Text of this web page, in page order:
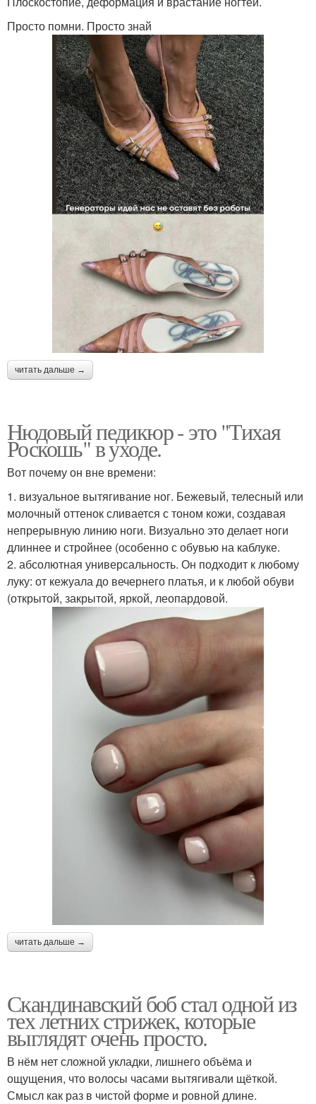
Просто помни. Просто знай
читать дальше →
Нюдовый педикюр - это "Тихая
Роскошь" в уходе.
Вот почему он вне времени:
1. визуальное вытягивание ног. Бежевый, телесный или
молочный оттенок сливается с тоном кожи, создавая
непрерывную линию ноги. Визуально это делает ноги
длиннее и стройнее (особенно с обувью на каблуке.
2. абсолютная универсальность. Он подходит к любому
луку: от кежуала до вечернего платья, и к любой обуви
(открытой, закрытой, яркой, леопардовой.
читать дальше →
Скандинавский боб стал одной из
тех летних стрижек, которые
выглядят очень просто.
В нём нет сложной укладки, лишнего объёма и
ощущения, что волосы часами вытягивали щёткой.
Смысл как раз в чистой форме и ровной длине.